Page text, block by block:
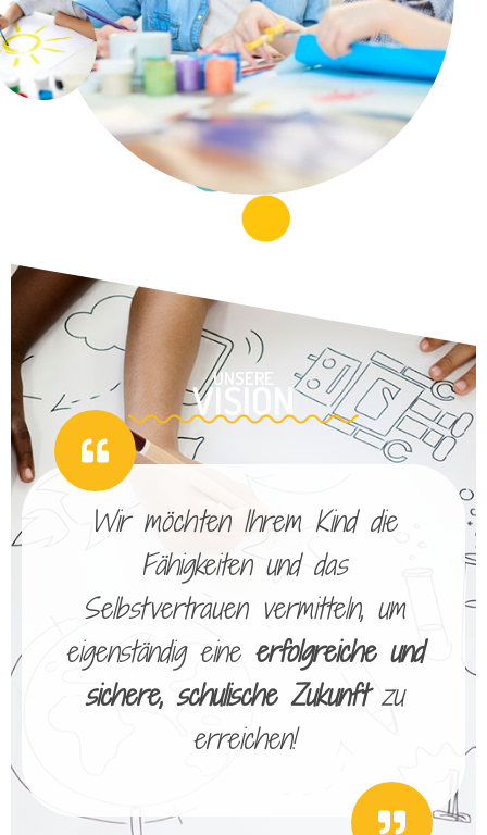
UNSERE
VISION
Wir möchten Ihrem Kind die
Fähigkeiten und das
Selbstvertrauen vermitteln, um
eigenständig eine erfolgreiche und
sichere, schulische Zukunftzu
erreichen!